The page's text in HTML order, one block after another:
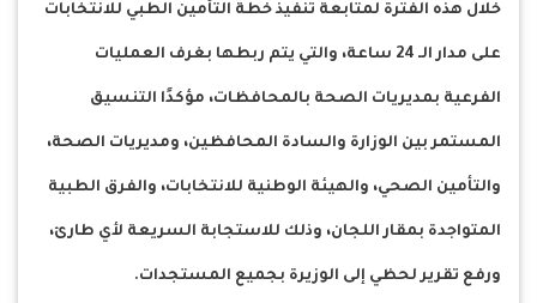
خلال هذه الفترة لمتابعة تنفيذ خطة التأمين الطبي للانتخابات
على مدار الـ 24 ساعة، والتي يتم ربطها بغرف العمليات
الفرعية بمديريات الصحة بالمحافظات، مؤكدًا التنسيق
المستمر بين الوزارة والسادة المحافظين، ومديريات الصحة،
والتأمين الصحي، والهيئة الوطنية للانتخابات، والفرق الطبية
المتواجدة بمقار اللجان، وذلك للاستجابة السريعة لأي طارئ،
ورفع تقرير لحظي إلى الوزيرة بجميع المستجدات.